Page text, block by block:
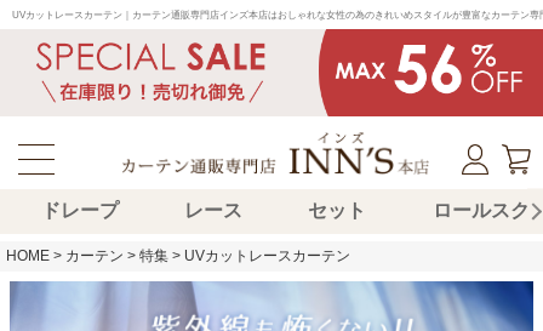
UVカットレースカーテン｜カーテン通販専門店インズ本店はおしゃれな女性の為のきれいめスタイルが豊富なカーテン専
ドレープ レース セット ロールスク
HOME カーテン 特集 UVカットレースカーテン